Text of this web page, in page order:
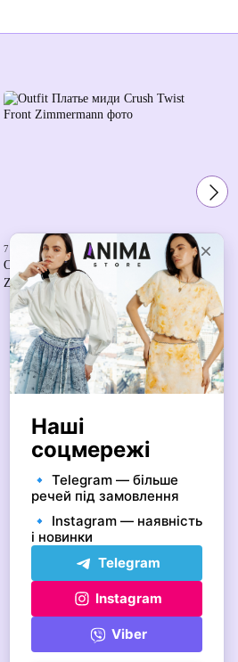
7 октября 2025
Outfit Платье миди Crush Twist Front
Zimmermann
Спортивна площа, 1, м.Київ, 01021,
Україна